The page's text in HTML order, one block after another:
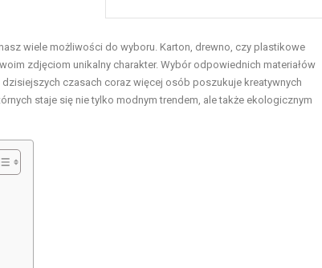
wiele możliwości do wyboru. Karton, drewno, czy plastikowe
zdjęciom unikalny charakter. Wybór odpowiednich materiałów
dzisiejszych czasach coraz więcej osób poszukuje kreatywnych
staje się nie tylko modnym trendem, ale także ekologicznym